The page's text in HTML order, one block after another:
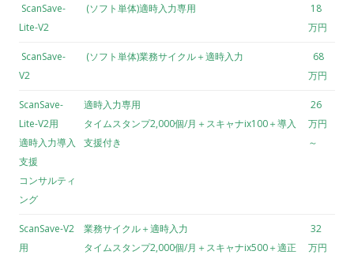
ScanSave-
Lite-V2
(ソフト単体)適時入力専用
18
万円
ScanSave-
V2
(ソフト単体)業務サイクル＋適時入力
68
万円
ScanSave-
Lite-V2用
適時入力導入
支援
コンサルティ
ング
適時入力専用
タイムスタンプ2,000個/月＋スキャナix100＋導入
支援付き
26
万円
～
ScanSave-V2
用
業務サイクル＋適時入力
タイムスタンプ2,000個/月＋スキャナix500＋適正
32
万円